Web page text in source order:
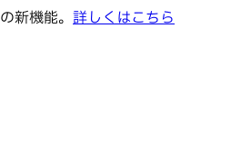
新機能。 詳しくはこちら